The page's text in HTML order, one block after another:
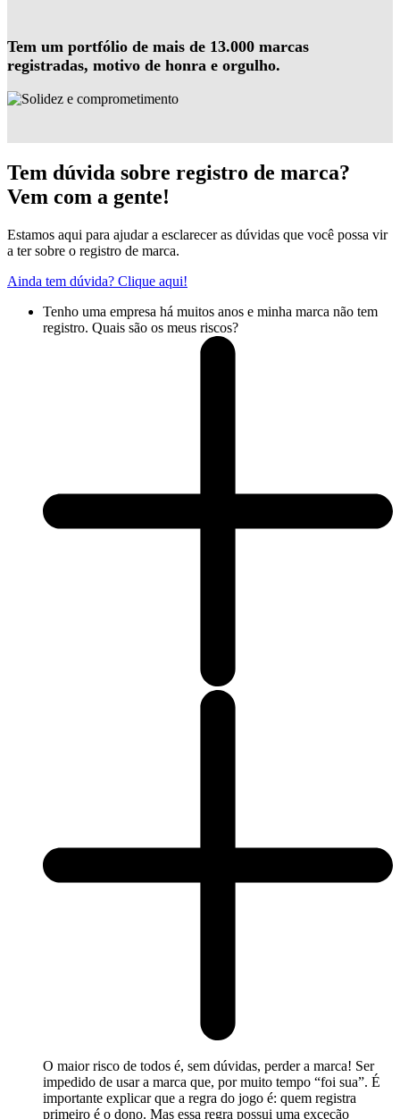
Tem um portfólio de mais de 13.000 marcas
registradas, motivo de honra e orgulho.
Tem dúvida sobre registro de marca?
Vem com a gente!
Estamos aqui para ajudar a esclarecer as dúvidas que você possa vir
a ter sobre o registro de marca.
Ainda tem dúvida? Clique aqui!
Tenho uma empresa há muitos anos e minha marca não tem
registro. Quais são os meus riscos?
O maior risco de todos é, sem dúvidas, perder a marca! Ser
impedido de usar a marca que, por muito tempo “foi sua”. É
importante explicar que a regra do jogo é: quem registra
primeiro é o dono. Mas essa regra possui uma exceção